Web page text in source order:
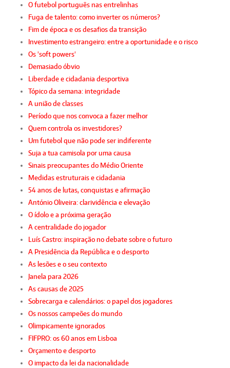
O futebol português nas entrelinhas
Fuga de talento: como inverter os números?
Fim de época e os desafios da transição
Investimento estrangeiro: entre a oportunidade e o risco
Os 'soft powers'
Demasiado óbvio
Liberdade e cidadania desportiva
Tópico da semana: integridade
A união de classes
Período que nos convoca a fazer melhor
Quem controla os investidores?
Um futebol que não pode ser indiferente
Suja a tua camisola por uma causa
Sinais preocupantes do Médio Oriente
Medidas estruturais e cidadania
54 anos de lutas, conquistas e afirmação
António Oliveira: clarividência e elevação
O ídolo e a próxima geração
A centralidade do jogador
Luís Castro: inspiração no debate sobre o futuro
A Presidência da República e o desporto
As lesões e o seu contexto
Janela para 2026
As causas de 2025
Sobrecarga e calendários: o papel dos jogadores
Os nossos campeões do mundo
Olimpicamente ignorados
FIFPRO: os 60 anos em Lisboa
Orçamento e desporto
O impacto da lei da nacionalidade